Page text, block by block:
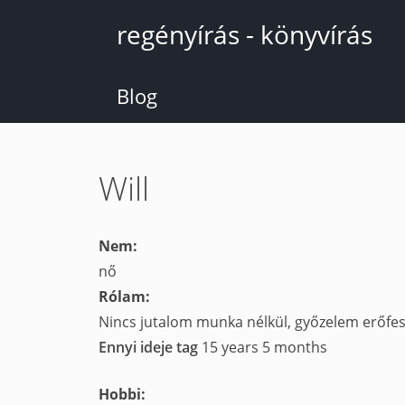
regényírás - könyvírás
Blog
Will
Nem:
nő
Rólam:
Nincs jutalom munka nélkül, győzelem
Ennyi ideje tag 15 years 5 months
Hobbi: